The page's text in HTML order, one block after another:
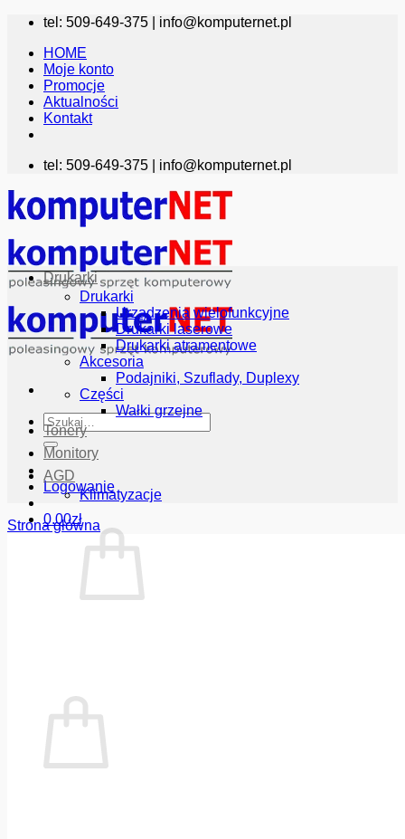
Przewiń
zawartości
tel: 509-649-375 | info@komputernet.pl
HOME
Moje konto
Promocje
Aktualności
Kontakt
tel: 509-649-375 | info@komputernet.pl
Szukaj:
Logowanie
0.00zł
Drukarki
Drukarki
Urządzenia wielofunkcyjne
Drukarki laserowe
Drukarki atramentowe
Akcesoria
Podajniki, Szuflady, Duplexy
Części
Wałki grzejne
Tonery
Monitory
AGD
Klimatyzacje
Strona główna